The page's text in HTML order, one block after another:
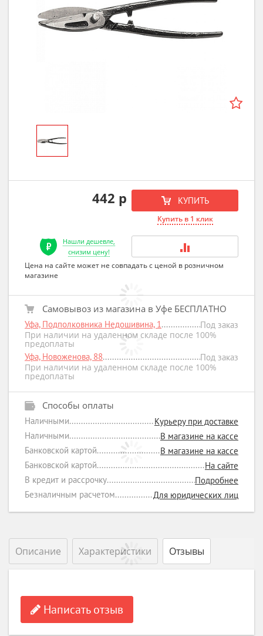
442 р КУПИТЬ
Купить в 1 клик
Нашли дешевле,
снизим цену!
Цена на сайте может не совпадать с ценой в розничном
магазине
Самовывоз из магазина в Уфе БЕСПЛАТНО
Уфа, Подполковника Недошивина, 1
Под заказ
При наличии на удаленном складе после 100%
предоплаты
Уфа, Новоженова, 88
Под заказ
При наличии на удаленном складе после 100%
предоплаты
Способы оплаты
Наличными
Курьеру при доставке
Наличными
В магазине на кассе
Банковской картой
В магазине на кассе
Банковской картой
На сайте
В кредит и рассрочку
Подробнее
Безналичным расчетом
Для юридических лиц
Описание Характеристики Отзывы
Написать отзыв